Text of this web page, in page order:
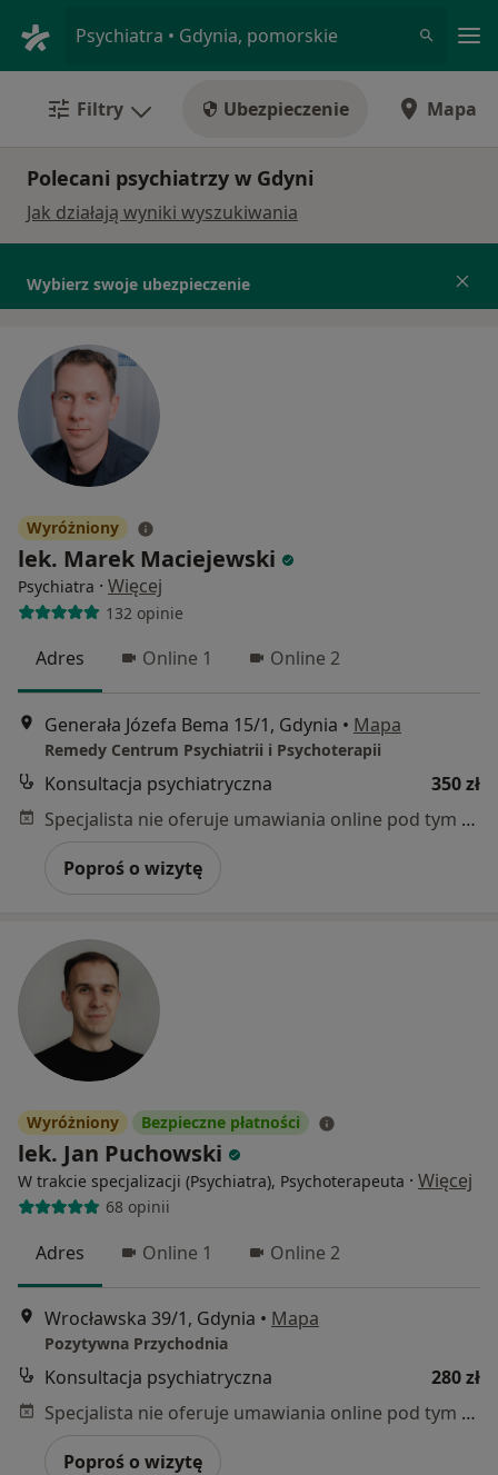
Psychiatra • Gdynia, pomorskie
Filtry Ubezpieczenie Mapa
Polecani psychiatrzy w Gdyni
Jak działają wyniki wyszukiwania
Wybierz swoje ubezpieczenie
Wyróżniony
lek. Marek Maciejewski
Psychiatra · Więcej
132 opinie
Adres Online 1 Online 2
Generała Józefa Bema 15/1, Gdynia • Mapa
Remedy Centrum Psychiatrii i Psychoterapii
Konsultacja psychiatryczna
350 zł
Specjalista nie oferuje umawiania online pod tym adresem.
Poproś o wizytę
Wyróżniony Bezpieczne płatności
lek. Jan Puchowski
W trakcie specjalizacji (Psychiatra), Psychoterapeuta · Więcej
68 opinii
Adres Online 1 Online 2
Wrocławska 39/1, Gdynia • Mapa
Pozytywna Przychodnia
Konsultacja psychiatryczna
280 zł
Specjalista nie oferuje umawiania online pod tym adresem.
Poproś o wizytę